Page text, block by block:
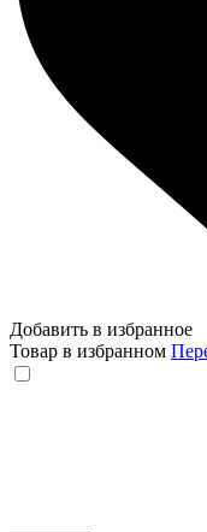
Добавить в избранное
Товар в избранном